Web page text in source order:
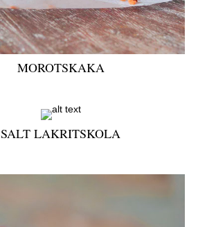
MOROTSKAKA
SALT LAKRITSKOLA